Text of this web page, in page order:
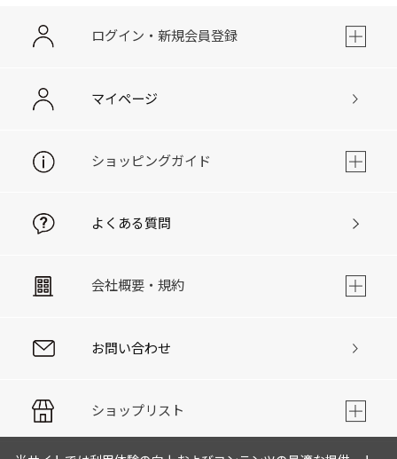
ログイン・新規会員登録
マイページ
ショッピングガイド
よくある質問
会社概要・規約
お問い合わせ
ショップリスト